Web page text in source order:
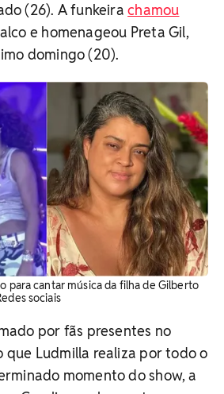
(26). A funkeirachamou
e homenageou Preta Gil,
domingo (20).
para cantar música da filha de Gilberto
sociais
por fãs presentes no
que Ludmilla realiza por todo o
momento do show, a